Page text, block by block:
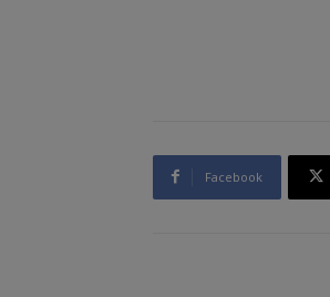
Facebook